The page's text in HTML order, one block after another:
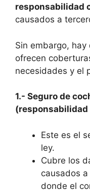
responsabilidad
causados a
Sin embargo,
ofrecen
necesidades y el
1.- Seguro de
Este es el
ley.
Cubre los
causados
donde el